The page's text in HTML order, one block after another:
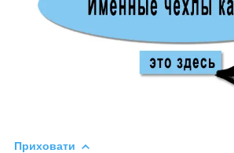
Приховати